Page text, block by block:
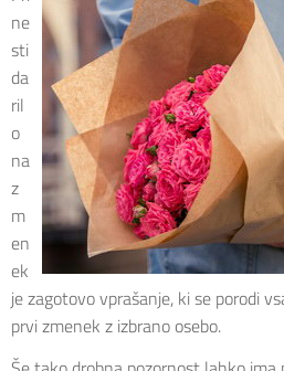
ne
sti
da
ril
o
na
z
m
en
ek
je zagotovo vprašanje, ki se porodi
prvi zmenek z izbrano osebo.